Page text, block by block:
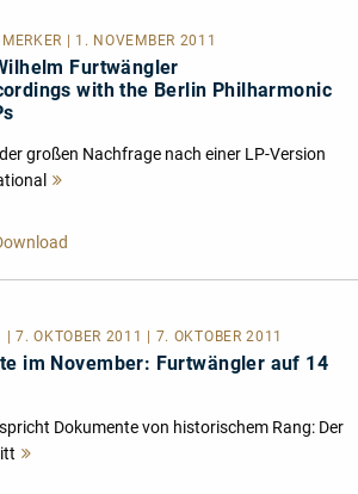
| 1. NOVEMBER 2011
Furtwängler
with the Berlin Philharmonic
großen Nachfrage nach einer LP-Version
| 7. OKTOBER 2011 | 7. OKTOBER 2011
im November: Furtwängler auf 14
Dokumente von historischem Rang: Der